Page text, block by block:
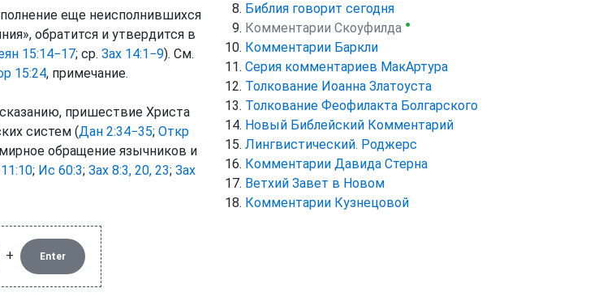
еще неисполнившихся
обратится и утвердится в
15:14−17; ср. Зах 14:1−9). См.
15:24, примечание.
пришествие Христа
систем (Дан 2:34−35; Откр
обращение язычников и
; Ис 60:3; Зах 8:3, 20, 23; Зах
+ Enter
Библия говорит сегодня
Комментарии Скоуфилда ●
Комментарии Баркли
Серия комментариев МакАртура
Толкование Иоанна Златоуста
Толкование Феофилакта Болгарского
Новый Библейский Комментарий
Лингвистический. Роджерс
Комментарии Давида Стерна
Ветхий Завет в Новом
Комментарии Кузнецовой